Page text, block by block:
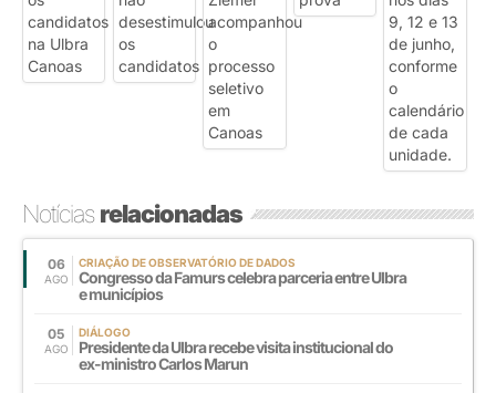
Notíciasrelacionadas
06
AGO
CRIAÇÃO DE OBSERVATÓRIO DE DADOS
Congresso da Famurs celebra parceria entre Ulbra
e municípios
05
AGO
DIÁLOGO
Presidente da Ulbra recebe visita institucional do
ex-ministro Carlos Marun